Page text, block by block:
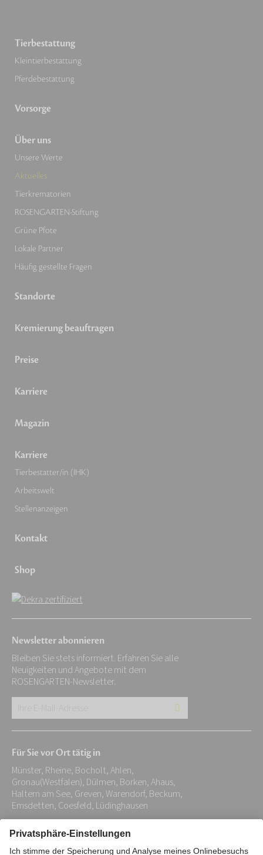
Tierbestattung
Kleintierbestattung
Pferdebestattung
Vorsorge
Über uns
Unsere Werte
Aktuelles
Tierkrematorien
ROSENGARTEN-Stiftung
Grüne Pfote
Lokale Partner
Häufig gestellte Fragen
Standorte
Kremierung beauftragen
Preise
Karriere
Magazin
Karriere
Tierbestatter/in (IHK)
Arbeitswelt
Stellenanzeigen
Kontakt
Shop
Newsletter abonnieren
Bleiben Sie stets informiert. Erfahren Sie alle
Neuigkeiten und Angebote mit dem
ROSENGARTEN-Newsletter.
Adresse:
*
Für Sie vor Ort tätig in
Münster, Rheine, Bocholt, Ahlen,
Gronau(Westfalen), Dülmen, Borken, Ahaus,
Haltern am See, Greven, Warendorf, Beckum,
Emsdetten, Coesfeld, Lüdinghausen
Impressum Datenschutz Stiftung